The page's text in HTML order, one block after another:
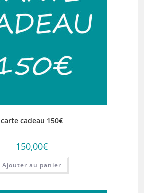
carte cadeau 150€
150,00€
Ajouter au panier